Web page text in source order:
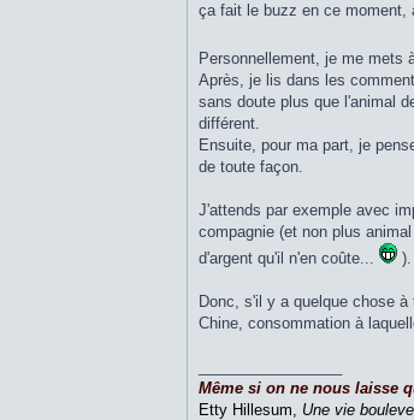
ça fait le buzz en ce moment,
Personnellement, je me mets
Après, je lis dans les
sans doute plus que l'animal
différent.
Ensuite, pour ma part, je
de toute façon.
J'attends par exemple avec
compagnie (et non plus
d'argent qu'il n'en coûte...
).
Donc, s'il y a quelque chose
Chine, consommation à
Même si on ne nous laisse
Etty Hillesum, Une vie